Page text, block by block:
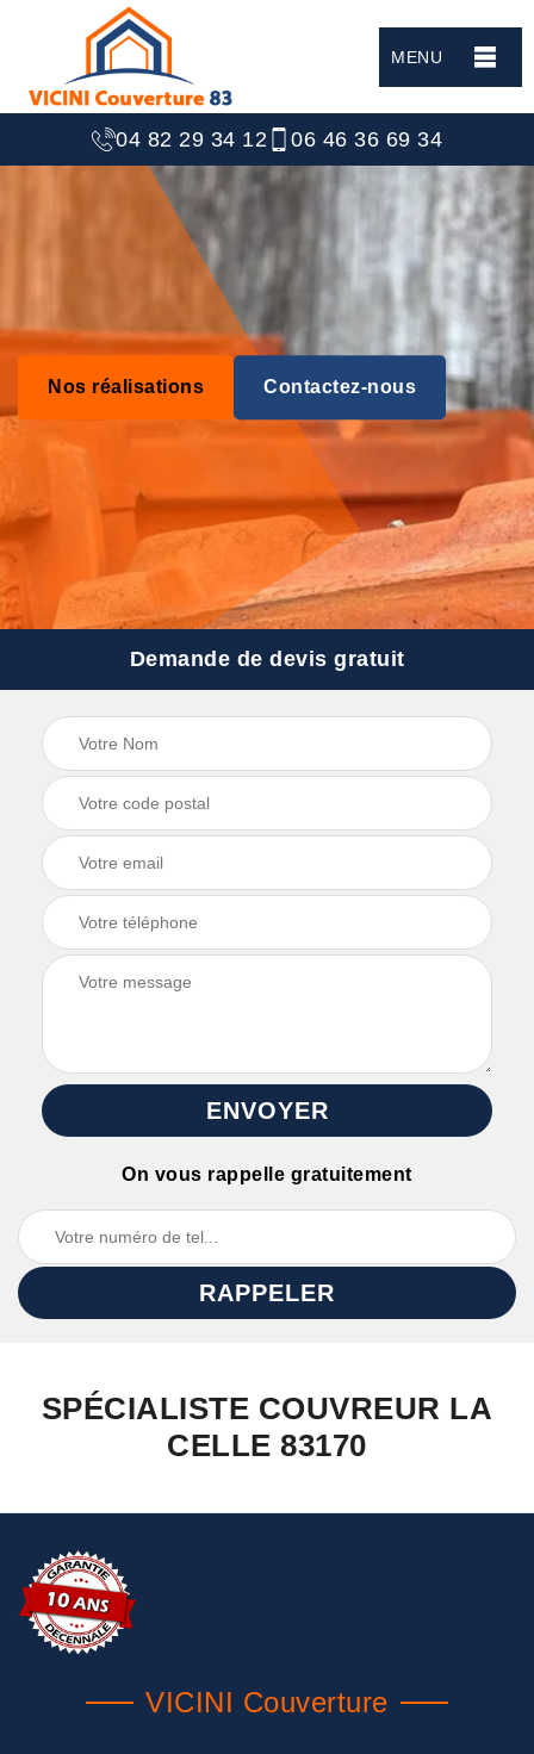
MENU
04 82 29 34 12 06 46 36 69 34
Nos réalisations Contactez-nous
Demande de devis gratuit
On vous rappelle gratuitement
SPÉCIALISTE COUVREUR LA
CELLE 83170
VICINI Couverture